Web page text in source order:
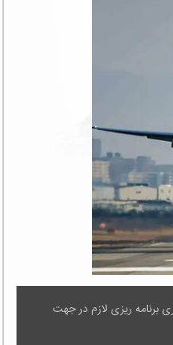
ریزی لازم در جهت